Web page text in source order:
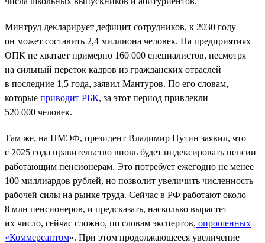
Минтруд декларирует дефицит сотрудников, к 2030 году
он может составить 2,4 миллиона человек. На предприятиях
ОПК не хватает примерно 160 000 специалистов, несмотря
на сильный переток кадров из гражданских отраслей
в последние 1,5 года, заявил Мантуров. По его словам,
которые приводит РБК, за этот период привлекли
520 000 человек.
Там же, на ПМЭФ, президент Владимир Путин заявил, что
с 2025 года правительство вновь будет индексировать пенсии
работающим пенсионерам. Это потребует ежегодно не менее
100 миллиардов рублей, но позволит увеличить численность
рабочей силы на рынке труда. Сейчас в РФ работают около
8 млн пенсионеров, и предсказать, насколько вырастет
их число, сейчас сложно, по словам экспертов, опрошенных
«Коммерсантом». При этом продолжающееся увеличение